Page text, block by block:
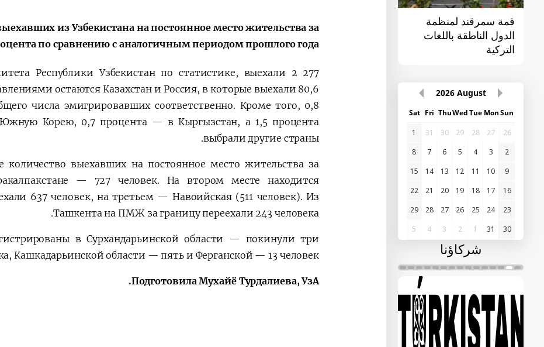
قمة سمرقند لمنظمة
الدول الناطقة باللغات
التركية
الوسطى - الصين"
August
2026
Sun
Mon
Tue
Wed
Thu
Fri
Sat
26
27
28
29
30
31
1
2
3
4
5
6
7
8
9
10
11
12
13
14
15
16
17
18
19
20
21
22
23
24
25
26
27
28
29
30
31
1
2
3
4
5
شركاؤنا
из Узбекистана на постоянное место жительства за
по сравнению с аналогичным периодом прошлого года.
Республики Узбекистан по статистике, выехали 2 277
остаются Казахстан и Россия, в которые выехали 80,6
числа эмигрировавших соответственно. Кроме того, 0,8
Корею, 0,7 процента — в Кыргызстан, а 1,5 процента
выбрали другие страны.
количество выехавших на постоянное место жительства за
— 727 человек. На втором месте находится
637 человек, на третьем — Навоийская (511 человек). Из
Ташкента на ПМЖ за границу переехали 243 человека.
в Сурхандарьинской области — покинули три
Кашкадарьинской области — пять и Ферганской — 13 человек.
ПодготовилаМухайё Турдалиева, УзА.